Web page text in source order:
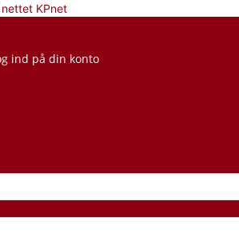
KPnet
ind på din konto